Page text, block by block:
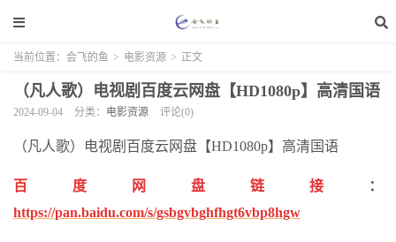
当前位置： 会飞的鱼 > 电影资源 > 正文
（凡人歌）电视剧百度云网盘【HD1080p】高清国语
2024-09-04 分类： 电影资源 评论(0)
（凡人歌）电视剧百度云网盘【HD1080p】高清国语
百度网盘链接
：
https://pan.baidu.com/s/gsbgvbghfhgt6vbp8hgw